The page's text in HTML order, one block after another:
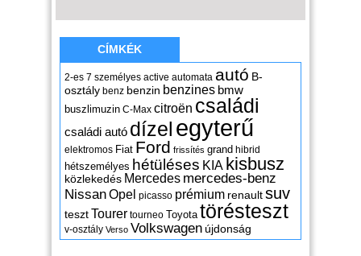
CÍMKÉK
2-es 7 személyes active automata autó B-
osztály benz benzin benzines bmw
buszlimuzin C-Max citroën családi
családi autó dízel egyterű
elektromos Fiat Ford frissítés grand hibrid
hétszemélyes hétüléses KIA kisbusz
közlekedés Mercedes mercedes-benz
NissanOpel picasso prémium renaultsuv
tesztTourer tourneo Toyota törésteszt
v-osztály Verso Volkswagen újdonság